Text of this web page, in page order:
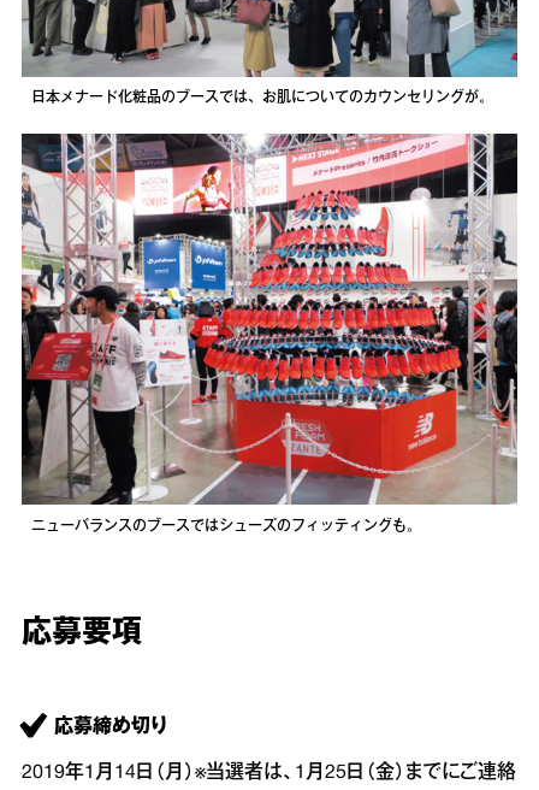
日本メナード化粧品のブースでは、お肌についてのカウンセリングが。
ニューバランスのブースではシューズのフィッティングも。
応募要項
応募締め切り
2019年1月14日（月）※当選者は、1月25日（金）までにご連絡